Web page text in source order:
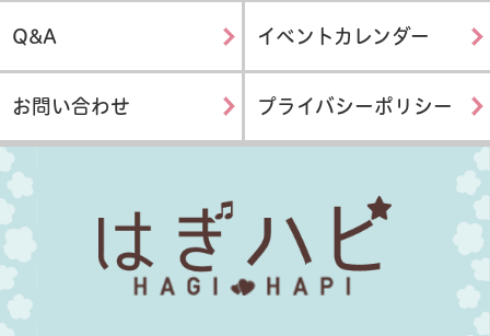
Q&A イベントカレンダー
お問い合わせ プライバシーポリシー
はぎハピ